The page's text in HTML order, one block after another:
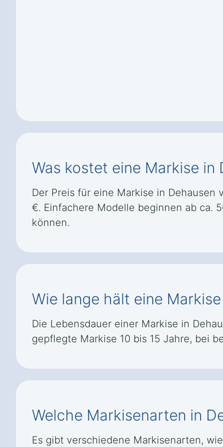
Was kostet eine Markise in
Der Preis für eine Markise in
€. Einfachere Modelle beginnen ab ca.
können.
Wie lange hält eine
Die Lebensdauer einer Markise in
gepflegte Markise 10 bis 15 Jahre, bei
Welche Markisenarten in
Es gibt verschiedene Markisenarten,